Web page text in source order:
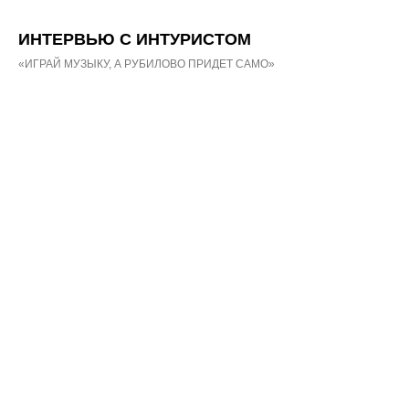
ИНТЕРВЬЮ С ИНТУРИСТОМ
«ИГРАЙ МУЗЫКУ, А РУБИЛОВО ПРИДЕТ САМО»